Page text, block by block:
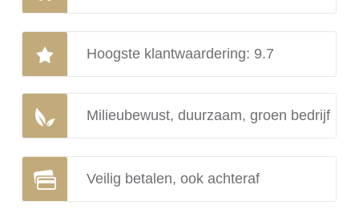
Hoogste klantwaardering: 9.7
Milieubewust, duurzaam, groen bedrijf
Veilig betalen, ook achteraf